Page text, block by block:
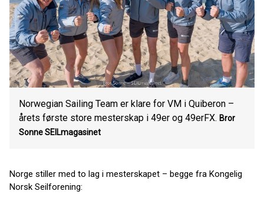
Norwegian Sailing Team er klare for VM i Quiberon –
årets første store mesterskap i 49er og 49erFX. Bror
SonneSEILmagasinet
Norge stiller med to lag i mesterskapet – begge fra Kongelig
Norsk Seilforening: